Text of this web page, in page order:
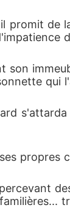
promit
son
qui
propres